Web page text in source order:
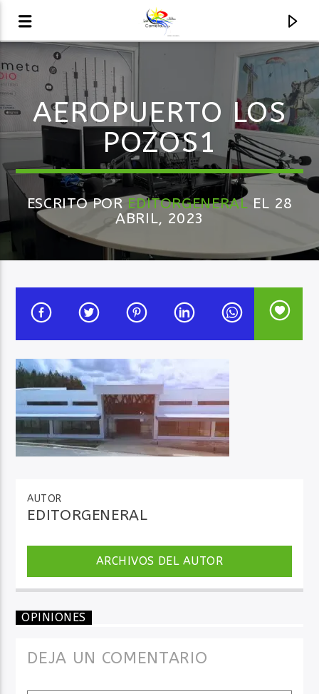
AUDIO EN VIVO
LA COMETA, SEÑALES A CIELO ABIERTO
Audio en Vivo
AEROPUERTO LOS
POZOS1
ESCRITO POR EDITORGENERAL EL 28
ABRIL, 2023
AUTOR
EDITORGENERAL
ARCHIVOS DEL AUTOR
OPINIONES
DEJA UN COMENTARIO